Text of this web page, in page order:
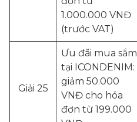
1.000.000 VNĐ
(trước VAT)
Giải 25
Ưu đãi mua sắm
tại ICONDENIM:
giảm 50.000
VNĐ cho hóa
đơn từ 199.000